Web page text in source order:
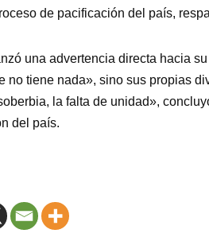
de pacificación del país,
una advertencia directa hacia
no tiene nada», sino sus propias
la falta de unidad»,
del país.